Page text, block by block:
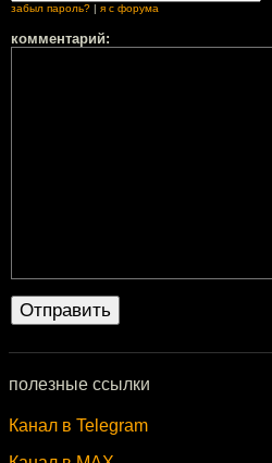
забыл пароль? | я с форума
комментарий:
полезные ссылки
Канал в Telegram